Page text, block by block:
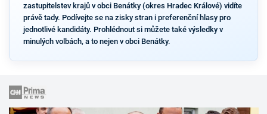
zastupitelstev krajů v obci Benátky (okres Hradec Králové) vidíte
právě tady. Podívejte se na zisky stran i preferenční hlasy pro
jednotlivé kandidáty. Prohlédnout si můžete také výsledky v
minulých volbách, a to nejen v obci Benátky.